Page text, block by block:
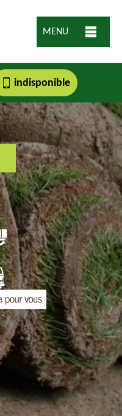
MENU
indisponible